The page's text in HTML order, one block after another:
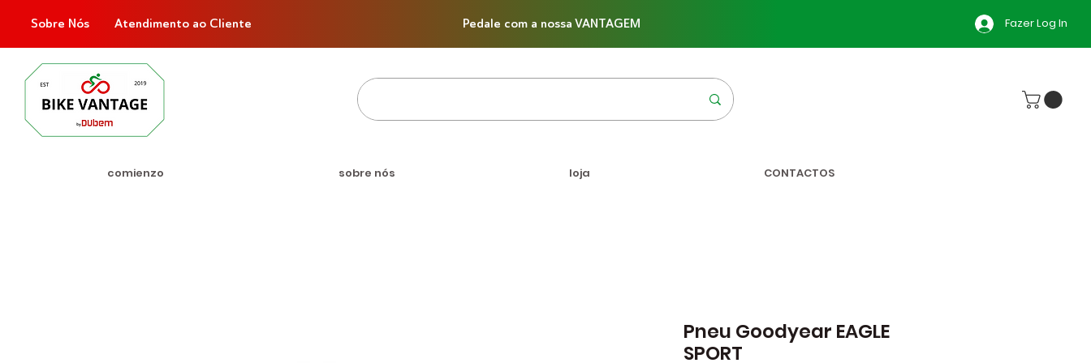
Sobre Nós Atendimento ao Cliente Pedale com a nossa VANTAGEM Fazer Log In
comienzo sobre nós loja CONTACTOS
Pneu Goodyear EAGLE
SPORT